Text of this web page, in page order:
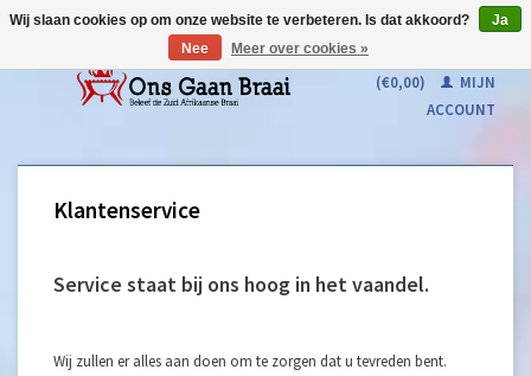
(€0,00)
MIJN
ACCOUNT
Klantenservice
Service staat bij ons hoog in het vaandel.
Wij zullen er alles aan doen om te zorgen dat u tevreden bent.
Wij slaan cookies op om onze website te verbeteren. Is dat akkoord?
Ja
Nee
Meer over cookies »